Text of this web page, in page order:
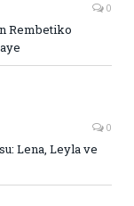
0
Rembetiko
0
Lena, Leyla ve